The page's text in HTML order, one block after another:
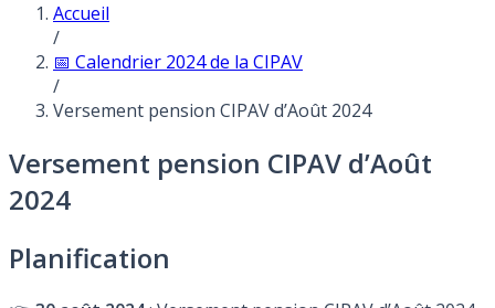
Accueil
/
📅 Calendrier 2024 de la CIPAV
/
Versement pension CIPAV d’Août 2024
Versement pension CIPAV d’Août
2024
Planification